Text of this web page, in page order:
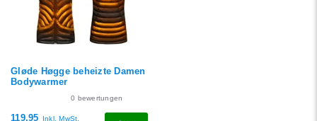
Gløde Høgge beheizte Damen
Bodywarmer
0 bewertungen
119,95 Inkl. MwSt.